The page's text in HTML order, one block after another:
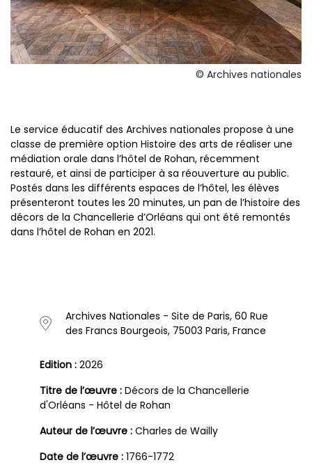
© Archives nationales
Le service éducatif des Archives nationales propose à une
classe de première option Histoire des arts de réaliser une
médiation orale dans l’hôtel de Rohan, récemment
restauré, et ainsi de participer à sa réouverture au public.
Postés dans les différents espaces de l’hôtel, les élèves
présenteront toutes les 20 minutes, un pan de l’histoire des
décors de la Chancellerie d’Orléans qui ont été remontés
dans l’hôtel de Rohan en 2021.
Archives Nationales - Site de Paris, 60 Rue
des Francs Bourgeois, 75003 Paris, France
Edition : 2026
Titre de l’œuvre : Décors de la Chancellerie
d'Orléans - Hôtel de Rohan
Auteur de l’œuvre : Charles de Wailly
Date de l’œuvre : 1766-1772